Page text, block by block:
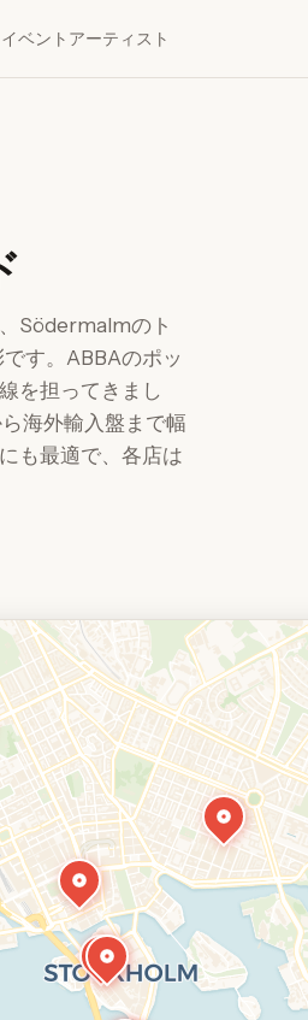
イベント アーティスト
Södermalmのト
す。ABBAのポッ
を担ってきまし
海外輸入盤まで幅
も最適で、各店は